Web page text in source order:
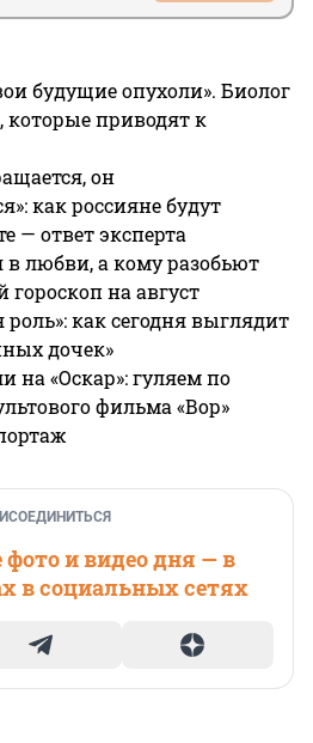
будущие опухоли». Биолог
которые приводят к
он
как россияне будут
— ответ эксперта
любви, а кому разобьют
на август
как сегодня выглядит
дочек»
на «Оскар»: гуляем по
фильма «Вор»
и видео дня — в
в социальных сетях